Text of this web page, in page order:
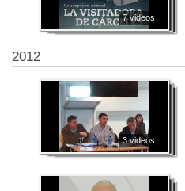
7 videos
2012
3 videos